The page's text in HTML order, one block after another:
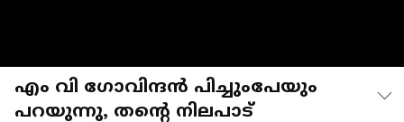
എം വി ഗോവിന്ദൻ പിച്ചുംപേയും
പറയുന്നു, തൻ്റെ നിലപാട്